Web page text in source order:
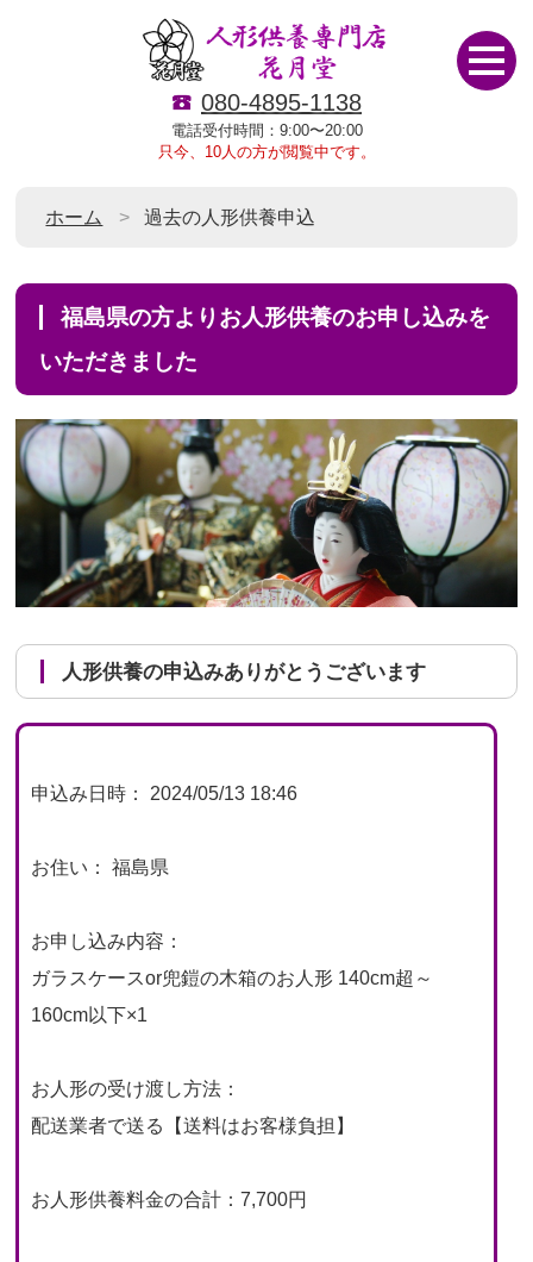
080-4895-1138
電話受付時間：9:00〜20:00
只今、10人の方が閲覧中です。
ホーム 過去の人形供養申込
福島県の方よりお人形供養のお申し込みを
いただきました
人形供養の申込みありがとうございます
申込み日時： 2024/05/13 18:46
お住い： 福島県
お申し込み内容：
ガラスケースor兜鎧の木箱のお人形 140cm超～
160cm以下×1
お人形の受け渡し方法：
配送業者で送る【送料はお客様負担】
お人形供養料金の合計：7,700円